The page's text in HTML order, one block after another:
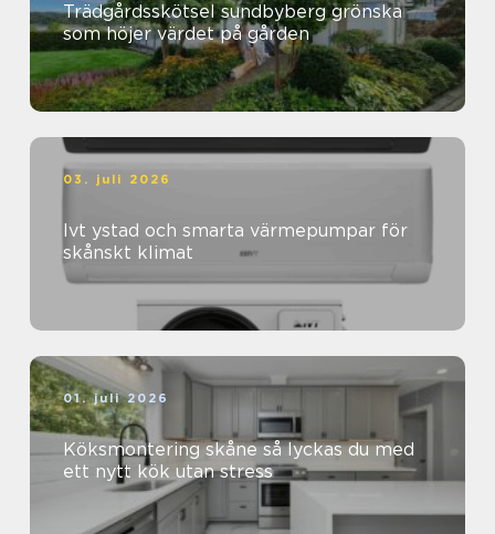
Trädgårdsskötsel sundbyberg grönska
som höjer värdet på gården
03. juli 2026
Ivt ystad och smarta värmepumpar för
skånskt klimat
01. juli 2026
Köksmontering skåne så lyckas du med
ett nytt kök utan stress